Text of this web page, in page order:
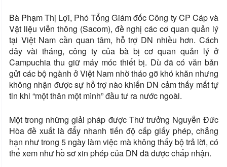
Bà Phạm Thị Lợi, Phó Tổng Giám đốc Công ty CP Cáp và
Vật liệu viễn thông (Sacom), đề nghị các cơ quan quản lý
tại Việt Nam cần quan tâm, hỗ trợ DN nhiều hơn. Cách
đây vài tháng, công ty của bà bị cơ quan quản lý ở
Campuchia thu giữ máy móc thiết bị. Dù đã có văn bản
gửi các bộ ngành ở Việt Nam nhờ tháo gỡ khó khăn nhưng
không nhận được sự hỗ trợ nào khiến DN cảm thấy mất tự
tin khi “một thân một mình” đầu tư ra nước ngoài.
Một trong những giải pháp được Thứ trưởng Nguyễn Đức
Hòa đề xuất là đẩy nhanh tiến độ cấp giấy phép, chẳng
hạn như trong 5 ngày làm việc mà không thấy bộ trả lời, có
thể xem như hồ sơ xin phép của DN đã được chấp nhận.